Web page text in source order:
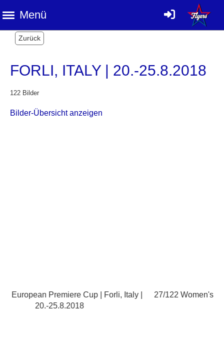
Menü
Zurück
FORLI, ITALY | 20.-25.8.2018
122 Bilder
Bilder-Übersicht anzeigen
Premiere Cup | Forli, Italy |
25.8.2018
27/122 Women's European